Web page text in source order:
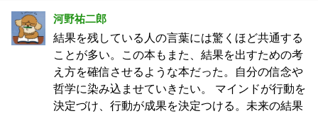
河野祐二郎
結果を残している人の言葉には驚くほど共通する
ことが多い。この本もまた、結果を出すための考
え方を確信させるような本だった。自分の信念や
哲学に染み込ませていきたい。 マインドが行動を
決定づけ、行動が成果を決定つける。未来の結果